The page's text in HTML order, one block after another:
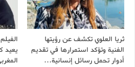
ثريا العلوي تكشف عن رؤيتها
الفنية وتؤكد استمرارها في تقديم
أدوار تحمل رسائل إنسانية…
يعيد